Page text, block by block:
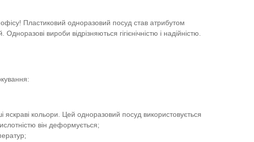
Пластиковий одноразовий посуд став атрибутом
вироби відрізняються гігієнічністю і надійністю.
кольори. Цей одноразовий посуд використовується
він деформується;